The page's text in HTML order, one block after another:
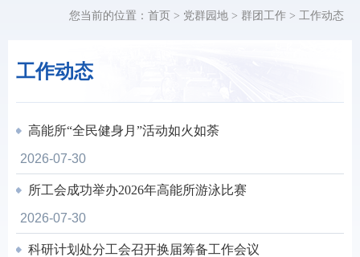
工作动态
您当前的位置： 首页 > 党群园地 > 群团工作 > 工作动态
高能所“全民健身月”活动如火如荼
2026-07-30
所工会成功举办2026年高能所游泳比赛
2026-07-30
科研计划处分工会召开换届筹备工作会议